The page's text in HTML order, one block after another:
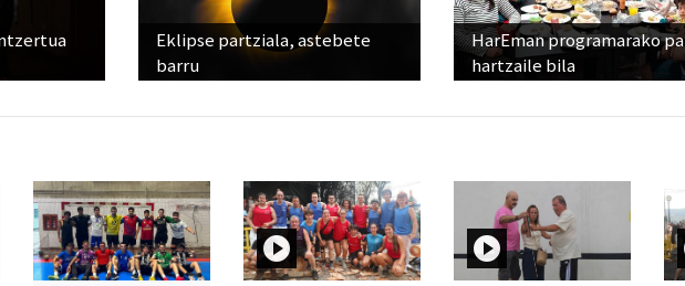
Eklipse partziala, astebete
barru
HarEman programarako
hartzaile bila